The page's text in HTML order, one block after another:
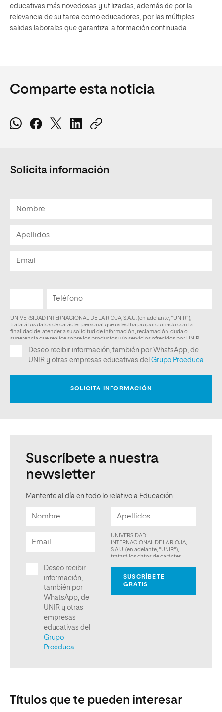
educativas más novedosas y utilizadas , además de por la
relevancia de su tarea como educadores, por las múltiples
salidas laborales que garantiza la formación continuada.
Comparte esta noticia
Solicita información
Suscríbete a nuestra
newsletter
Mantente al día en todo lo relativo a Educación
Títulos que te pueden interesar